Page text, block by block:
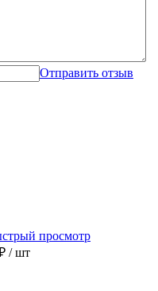
Отправить отзыв
просмотр
/ шт